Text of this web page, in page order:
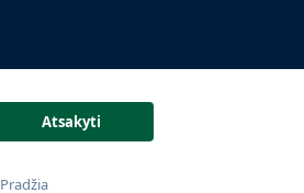
Atsakyti
Pradžia